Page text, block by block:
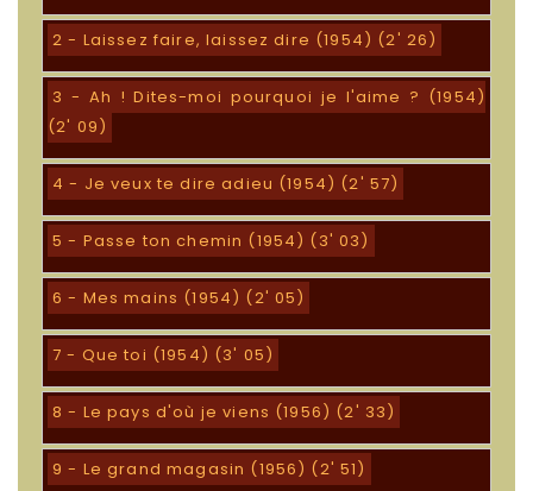
2 - Laissez faire, laissez dire (1954) (2' 26)
3 - Ah ! Dites-moi pourquoi je l'aime ? (1954)
(2' 09)
4 - Je veux te dire adieu (1954) (2' 57)
5 - Passe ton chemin (1954) (3' 03)
6 - Mes mains (1954) (2' 05)
7 - Que toi (1954) (3' 05)
8 - Le pays d'où je viens (1956) (2' 33)
9 - Le grand magasin (1956) (2' 51)